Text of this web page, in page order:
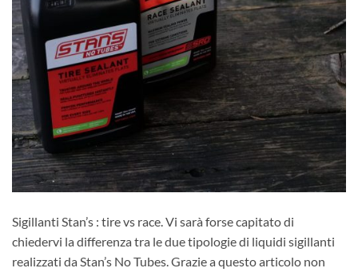
Sigillanti Stan’s : tire vs race. Vi sarà forse capitato di
chiedervi la differenza tra le due tipologie di liquidi sigillanti
realizzati da Stan’s No Tubes. Grazie a questo articolo non